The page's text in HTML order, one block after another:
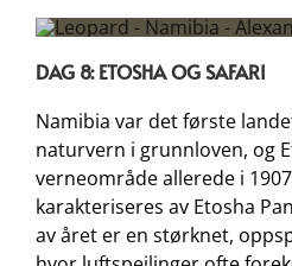
DAG 8: ETOSHA OG SAFARI
Namibia var det første
naturvern i grunnloven, og
verneområde allerede i
karakteriseres av Etosha
av året er en størknet,